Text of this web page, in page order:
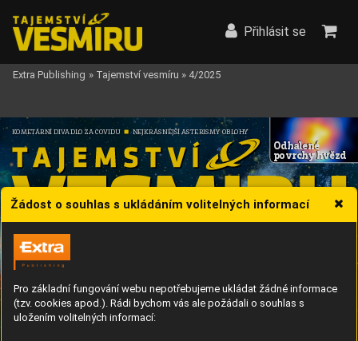
Žádost o souhlas s ukládáním volitelných informací
Pro základní fungování webu nepotřebujeme ukládat žádné informace
(tzv. cookies apod.). Rádi bychom vás ale požádali o souhlas s
uložením volitelných informací:
KOMETÁRNÍ DIVADLO ZA COVIDU NEJKRÁSNĚJŠÍ ASTERISMY OBLOHY
DUBEN 2025
SLUNEČNÍ SOUST
Hledání života
na Europě
Odhalené
povrchy hvězd
New Glenn:
Přihlásit se
Extra Publishing » Tajemství vesmíru » 4/2025